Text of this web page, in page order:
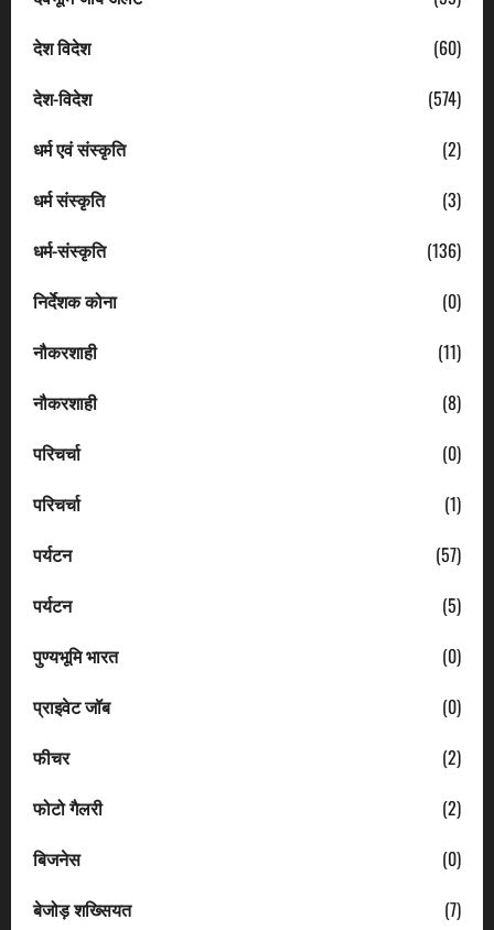
देश विदेश
(60)
देश-विदेश
(574)
धर्म एवं संस्कृति
(2)
धर्म संस्कृति
(3)
धर्म-संस्कृति
(136)
निर्देशक कोना
(0)
नौकरशाही
(11)
नौकरशाही
(8)
परिचर्चा
(0)
परिचर्चा
(1)
पर्यटन
(57)
पर्यटन
(5)
पुण्यभूमि भारत
(0)
प्राइवेट जॉब
(0)
फीचर
(2)
फोटो गैलरी
(2)
बिजनेस
(0)
बेजोड़ शख्सियत
(7)